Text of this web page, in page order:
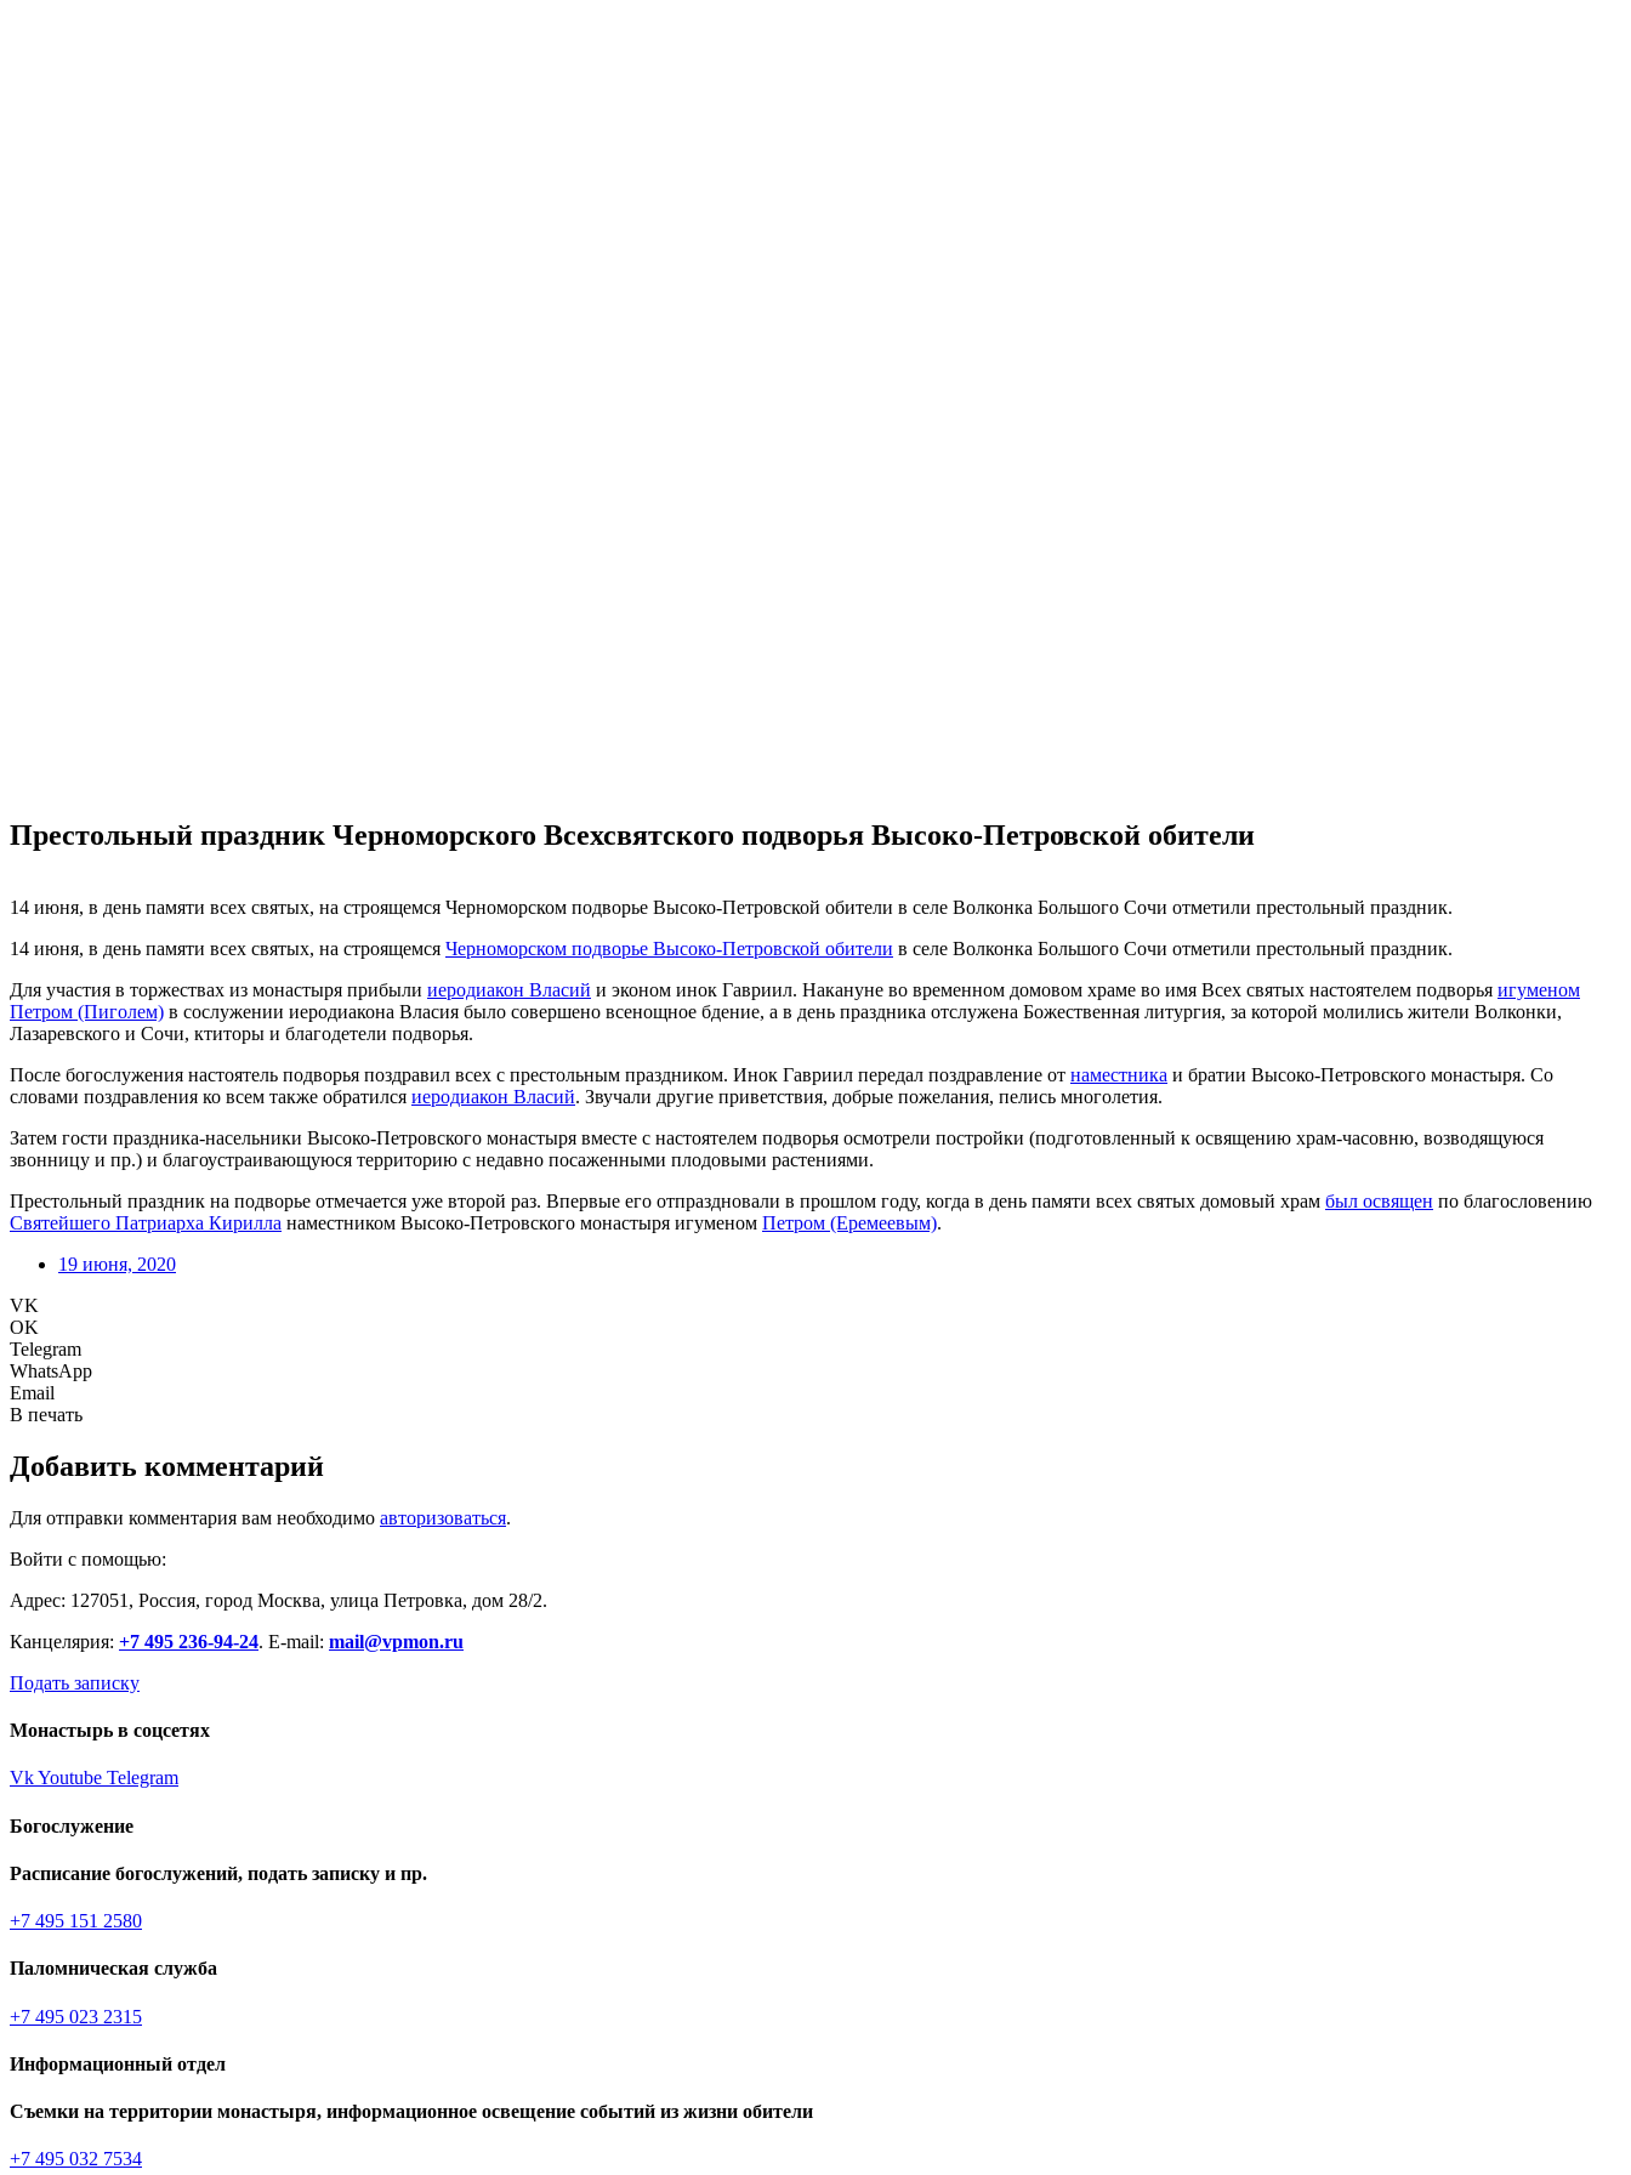
Престольный праздник Черноморского Всехсвятского подворья Высоко-Петровской обители
14 июня, в день памяти всех святых, на строящемся Черноморском подворье Высоко-Петровской обители в селе Волконка Большого Сочи отметили престольный праздник.
14 июня, в день памяти всех святых, на строящемся Черноморском подворье Высоко-Петровской обители в селе Волконка Большого Сочи отметили престольный праздник.
Для участия в торжествах из монастыря прибыли иеродиакон Власий и эконом инок Гавриил. Накануне во временном домовом храме во имя Всех святых настоятелем подворья игуменом
Петром (Пиголем) в сослужении иеродиакона Власия было совершено всенощное бдение, а в день праздника отслужена Божественная литургия, за которой молились жители Волконки,
Лазаревского и Сочи, ктиторы и благодетели подворья.
После богослужения настоятель подворья поздравил всех с престольным праздником. Инок Гавриил передал поздравление от наместника и братии Высоко-Петровского монастыря. Со
словами поздравления ко всем также обратился иеродиакон Власий. Звучали другие приветствия, добрые пожелания, пелись многолетия.
Затем гости праздника-насельники Высоко-Петровского монастыря вместе с настоятелем подворья осмотрели постройки (подготовленный к освящению храм-часовню, возводящуюся
звонницу и пр.) и благоустраивающуюся территорию с недавно посаженными плодовыми растениями.
Престольный праздник на подворье отмечается уже второй раз. Впервые его отпраздновали в прошлом году, когда в день памяти всех святых домовый храм был освящен по благословению
Святейшего Патриарха Кирилла наместником Высоко-Петровского монастыря игуменом Петром (Еремеевым).
19 июня, 2020
VK
OK
Telegram
WhatsApp
Email
В печать
Добавить комментарий
Для отправки комментария вам необходимо авторизоваться.
Войти с помощью:
Адрес: 127051, Россия, город Москва, улица Петровка, дом 28/2.
Канцелярия: +7 495 236-94-24. E-mail: mail@vpmon.ru
Подать записку
Монастырь в соцсетях
VkYoutube Telegram
Богослужение
Расписание богослужений, подать записку и пр.
+7 495 151 2580
Паломническая служба
+7 495 023 2315
Информационный отдел
Съемки на территории монастыря, информационное освещение событий из жизни обители
+7 495 032 7534